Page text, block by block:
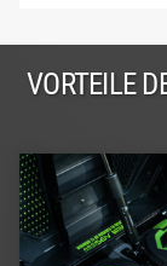
VORTEILE